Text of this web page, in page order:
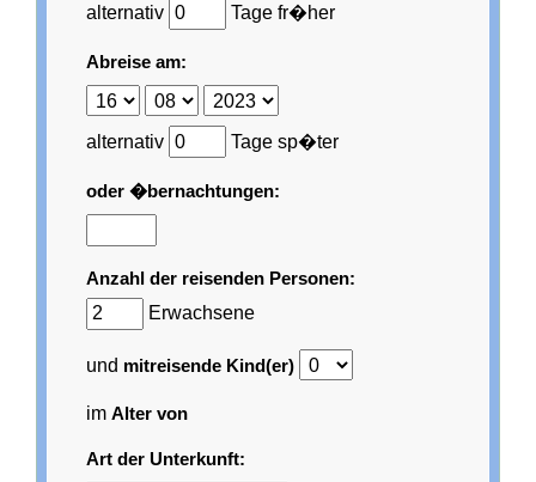
alternativ Tage fr�her
Abreise am:
alternativ Tage sp�ter
oder �bernachtungen:
Anzahl der reisenden Personen:
Erwachsene
und mitreisende Kind(er)
imAlter von
Art der Unterkunft: